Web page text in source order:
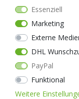
NEXTORCH TA30D
Taschenlampe -
Stroboskopfunktion,
Essenziell
Marketing
Externe
DHL
PayPal
Funktional
Weitere